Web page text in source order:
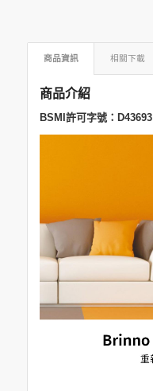
商品資訊 相關下載
商品介紹
BSMI許可字號：D43693